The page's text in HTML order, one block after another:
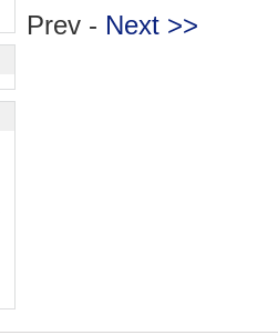
Prev - Next >>